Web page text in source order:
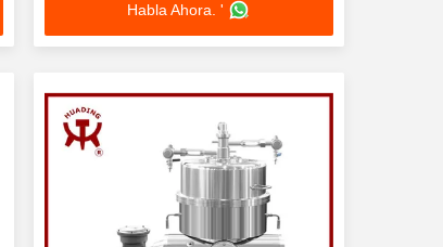
Habla Ahora. '